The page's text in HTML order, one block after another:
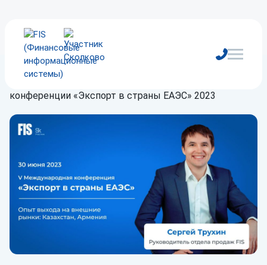
Блог
конференции «Экспорт в страны ЕАЭС» 2023